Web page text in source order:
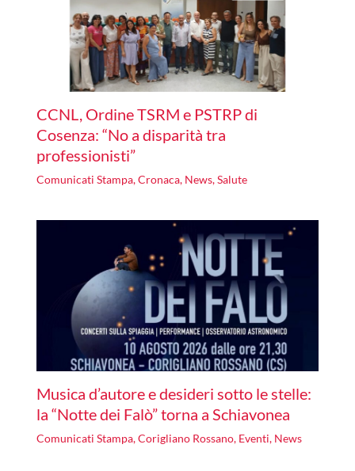
CCNL, Ordine TSRM e PSTRP di
Cosenza: “No a disparità tra
professionisti”
Comunicati Stampa,Cronaca, News,Salute
Musica d’autore e desideri sotto le stelle:
la “Notte dei Falò” torna a Schiavonea
Comunicati Stampa,Corigliano Rossano, Eventi, News